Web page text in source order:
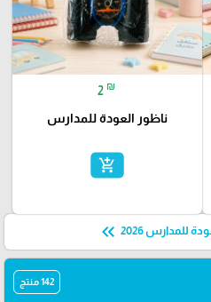
2 ₪
ناظور العودة للمدارس
add_shopping_cart
للمدارس 2026 keyboard_double_arrow_left
142 منتج